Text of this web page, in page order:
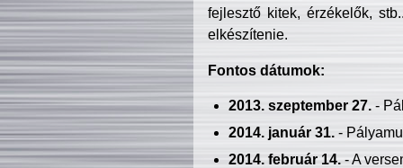
fejlesztő kitek, érzékelők,
elkészítenie.
Fontos dátumok:
2013. szeptember 27.-
2014. január 31.-
2014. február 14.- A